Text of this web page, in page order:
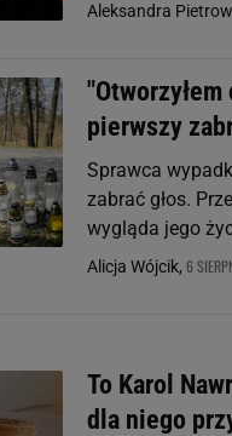
Aleksandra
pierwszy
Sprawca
zabrać głos.
wygląda jego
Alicja Wójcik, 6
To Karol
dla niego